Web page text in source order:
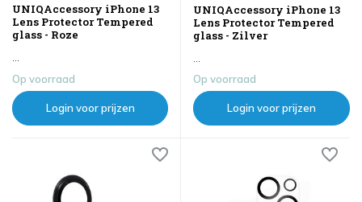
UNIQAccessory iPhone 13
Lens Protector Tempered
glass - Roze
Op voorraad
Login voor prijzen
UNIQAccessory iPhone 13
Lens Protector Tempered
glass - Zilver
Op voorraad
Login voor prijzen